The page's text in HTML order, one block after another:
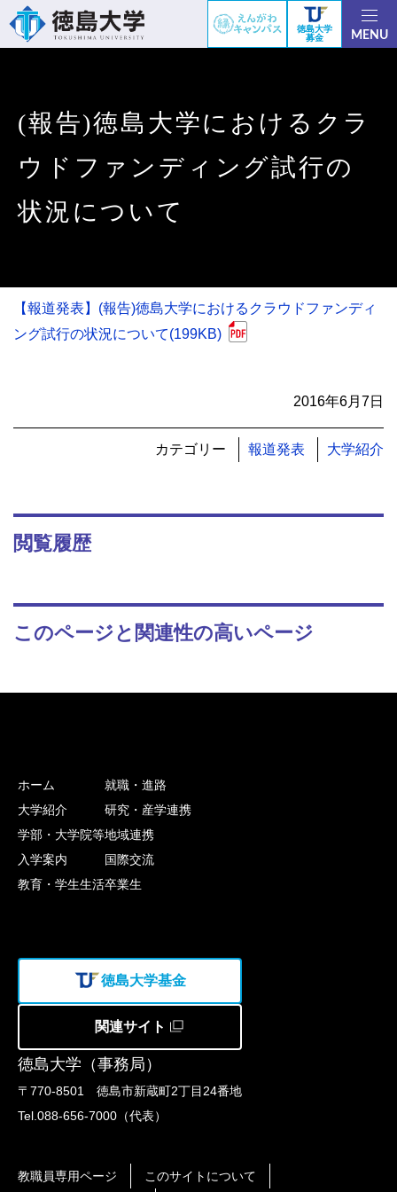
徳島大学
募金
MENU
(報告)徳島大学におけるクラ
ウドファンディング試行の
状況について
【報道発表】(報告)徳島大学におけるクラウドファンディ
ング試行の状況について(199KB)
2016年6月7日
カテゴリー 報道発表 大学紹介
閲覧履歴
このページと関連性の高いページ
徳島大学（事務局）
〒770-8501 徳島市新蔵町2丁目24番地
Tel.088-656-7000（代表）
ホーム
大学紹介
学部・大学院等
入学案内
教育・学生生活
就職・進路
研究・産学連携
地域連携
国際交流
卒業生
徳島大学基金
関連サイト
教職員専用ページ このサイトについて